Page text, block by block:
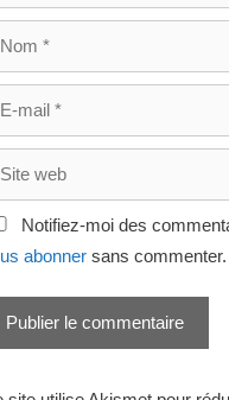
Notifiez-moi des
abonner sans commenter.